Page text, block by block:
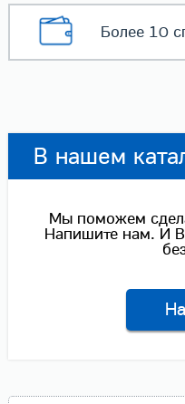
Более 10
В нашем
Мы поможем
Напишите нам. И